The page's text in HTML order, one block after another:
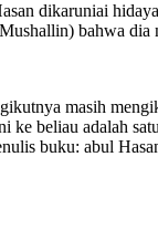
dikaruniai
bahwa dia
masih
ke beliau adalah
buku: abul